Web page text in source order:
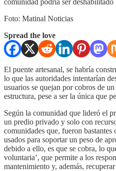
Foto: Matinal Noticias
Spread the love
El puente artesanal, se habría
lo que las autoridades intentarían
usuarios se quejan por cobros de
estructura, pese a ser la única que
Según la comunidad que lideró el
un predio privado y solo con
comunidades que, fueron bastantes
usados para soportar un peso de
debido a ello, es que se cobra, lo
voluntaria’, que permite a los
mantenimiento y, además,